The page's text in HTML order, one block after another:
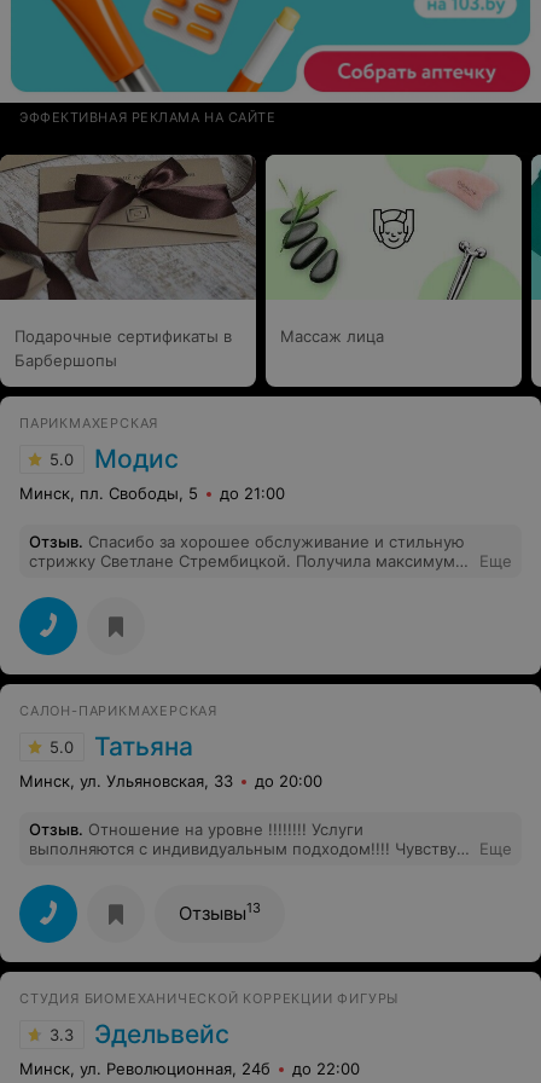
ЭФФЕКТИВНАЯ РЕКЛАМА НА САЙТЕ
Подарочные сертификаты в
Барбершопы
Массаж лица
ПАРИКМАХЕРСКАЯ
5.0 Модис
Минск, пл. Свободы, 5 до 21:00
Отзыв. Спасибо за хорошее обслуживание и стильную
стрижку Светлане Стрембицкой. Получила максимум
Еще
САЛОН-ПАРИКМАХЕРСКАЯ
5.0 Татьяна
Минск, ул. Ульяновская, 33 до 20:00
Отзыв. Отношение на уровне !!!!!!!! Услуги
выполняются с индивидуальным подходом!!!! Чувствую
Еще
Отзывы13
СТУДИЯ БИОМЕХАНИЧЕСКОЙ КОРРЕКЦИИ ФИГУРЫ
3.3 Эдельвейс
Минск, ул. Революционная, 24б до 22:00